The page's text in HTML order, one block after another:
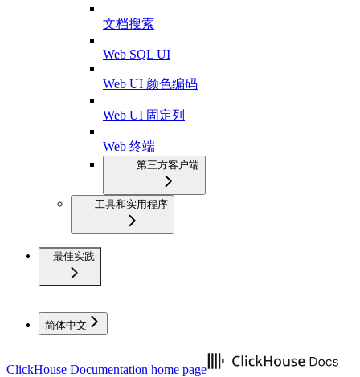
文档搜索
Web SQL UI
Web UI 颜色编码
Web UI 固定列
Web 终端
第三方客户端
工具和实用程序
最佳实践
简体中文
ClickHouse Documentation home page